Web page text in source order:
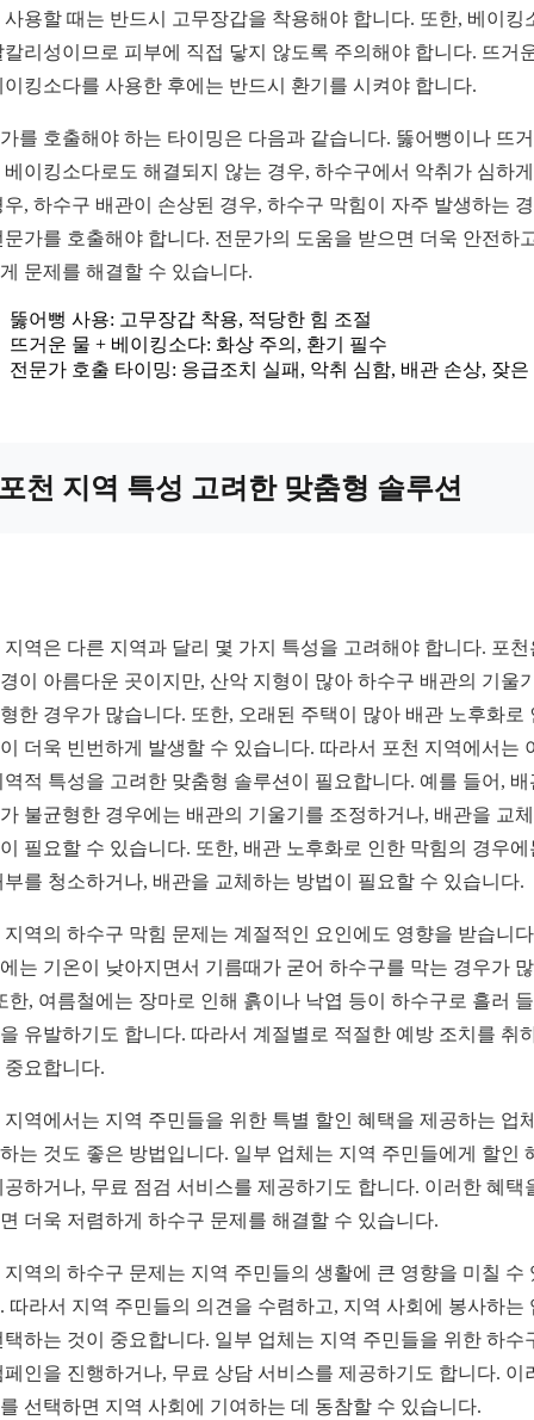
사용할 때는 반드시 고무장갑을 착용해야 합니다. 또한, 베이킹
칼리성이므로 피부에 직접 닿지 않도록 주의해야 합니다. 뜨거
이킹소다를 사용한 후에는 반드시 환기를 시켜야 합니다.
를 호출해야 하는 타이밍은 다음과 같습니다. 뚫어뻥이나 뜨
베이킹소다로도 해결되지 않는 경우, 하수구에서 악취가 심하
우, 하수구 배관이 손상된 경우, 하수구 막힘이 자주 발생하는
문가를 호출해야 합니다. 전문가의 도움을 받으면 더욱 안전하
문제를 해결할 수 있습니다.
뚫어뻥 사용: 고무장갑 착용, 적당한 힘 조절
뜨거운 물 + 베이킹소다: 화상 주의, 환기 필수
전문가 호출 타이밍: 응급조치 실패, 악취 심함, 배관 손상, 잦은
천 지역 특성 고려한 맞춤형 솔루션
지역은 다른 지역과 달리 몇 가지 특성을 고려해야 합니다. 포천
이 아름다운 곳이지만, 산악 지형이 많아 하수구 배관의 기울
한 경우가 많습니다. 또한, 오래된 주택이 많아 배관 노후화로
더욱 빈번하게 발생할 수 있습니다. 따라서 포천 지역에서는
역적 특성을 고려한 맞춤형 솔루션이 필요합니다. 예를 들어, 배
불균형한 경우에는 배관의 기울기를 조정하거나, 배관을 교
필요할 수 있습니다. 또한, 배관 노후화로 인한 막힘의 경우에
부를 청소하거나, 배관을 교체하는 방법이 필요할 수 있습니다.
지역의 하수구 막힘 문제는 계절적인 요인에도 영향을 받습니
는 기온이 낮아지면서 기름때가 굳어 하수구를 막는 경우가
한, 여름철에는 장마로 인해 흙이나 낙엽 등이 하수구로 흘러
유발하기도 합니다. 따라서 계절별로 적절한 예방 조치를 취
중요합니다.
지역에서는 지역 주민들을 위한 특별 할인 혜택을 제공하는 업
는 것도 좋은 방법입니다. 일부 업체는 지역 주민들에게 할인
공하거나, 무료 점검 서비스를 제공하기도 합니다. 이러한 혜택
더욱 저렴하게 하수구 문제를 해결할 수 있습니다.
지역의 하수구 문제는 지역 주민들의 생활에 큰 영향을 미칠 수
따라서 지역 주민들의 의견을 수렴하고, 지역 사회에 봉사하는
택하는 것이 중요합니다. 일부 업체는 지역 주민들을 위한 하수
페인을 진행하거나, 무료 상담 서비스를 제공하기도 합니다. 이
선택하면 지역 사회에 기여하는 데 동참할 수 있습니다.